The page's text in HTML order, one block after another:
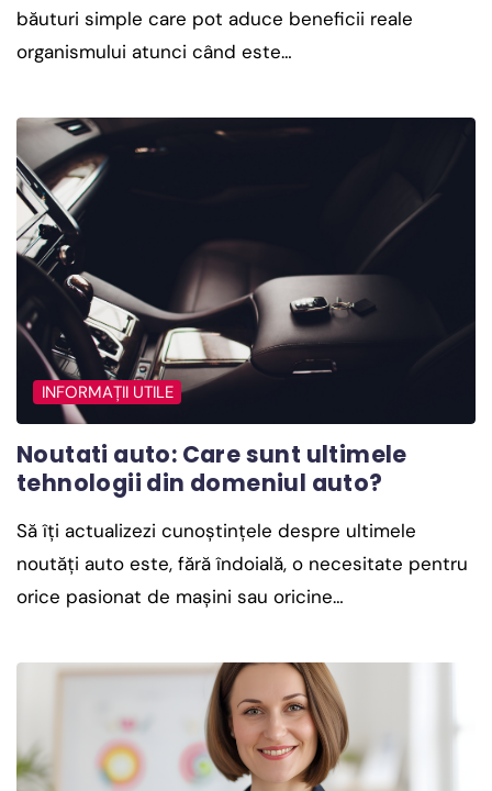
băuturi simple care pot aduce beneficii reale
organismului atunci când este…
INFORMAȚII UTILE
Noutati auto: Care sunt ultimele
tehnologii din domeniul auto?
Să îți actualizezi cunoștințele despre ultimele
noutăți auto este, fără îndoială, o necesitate pentru
orice pasionat de mașini sau oricine…